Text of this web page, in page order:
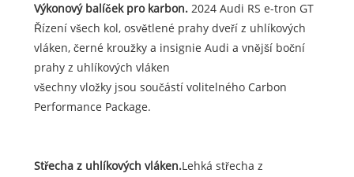
Výkonový balíček pro karbon. 2024 Audi RS e-tron GT
Řízení všech kol, osvětlené prahy dveří z uhlíkových
vláken, černé kroužky a insignie Audi a vnější boční
prahy z uhlíkových vláken
všechny vložky jsou součástí volitelného Carbon
Performance Package.
Střecha z uhlíkových vláken.Lehká střecha z